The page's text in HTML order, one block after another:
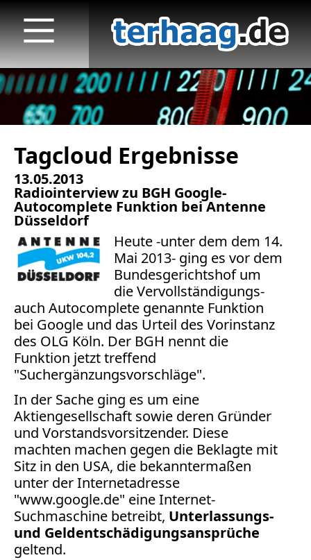
Tagcloud Ergebnisse
13.05.2013
Radiointerview zu BGH Google-
Autocomplete Funktion bei Antenne
Düsseldorf
Heute -unter dem dem 14.
Mai 2013- ging es vor dem
Bundesgerichtshof um
die Vervollständigungs-
auch Autocomplete genannte Funktion
bei Google und das Urteil des Vorinstanz
des OLG Köln. Der BGH nennt die
Funktion jetzt treffend
"Suchergänzungsvorschläge".
In der Sache ging es um eine
Aktiengesellschaft sowie deren Gründer
und Vorstandsvorsitzender. Diese
machten machen gegen die Beklagte mit
Sitz in den USA, die bekanntermaßen
unter der Internetadresse
"www.google.de" eine Internet-
Suchmaschine betreibt, Unterlassungs-
und Geldentschädigungsansprüche
geltend.
Startseite
Veröffentlichungen
TV
Radio
print & online
Bücher
Vita
Kontakt
Datenschutz
AGB
Abmahnung
Aktuelle
Stunde
BGH